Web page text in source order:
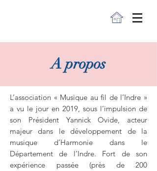
A propos
L’association « Musique au fil de l’Indre »
a vu le jour en 2019, sous l’impulsion de
son Président Yannick Ovide, acteur
majeur dans le développement de la
musique d’Harmonie dans le
Département de l’Indre. Fort de son
expérience passée (près de 200